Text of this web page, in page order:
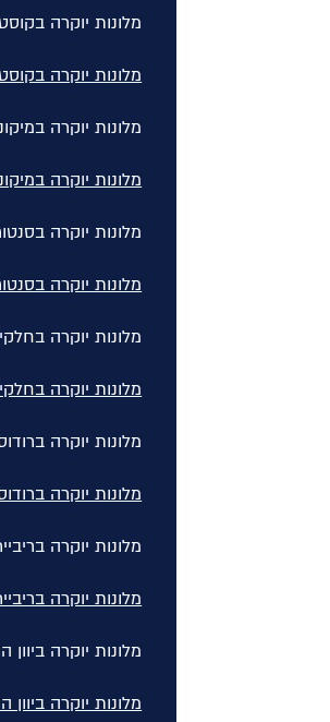
מלונות יוקרה
מלונות יוקרה
מלונות יוקרה
מלונות יוקרה
מלונות יוקרה
מלונות יוקרה
מלונות יוקרה
מלונות יוקרה
מלונות יוקרה
מלונות יוקרה
מלונות יוקרה
מלונות יוקרה
מלונות יוקרה ביוון
מלונות יוקרה ביוון